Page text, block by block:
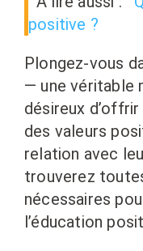
positive ?
Plongez-vous
— une véritable
désireux
des valeurs
relation avec
trouverez
nécessaires
l’éducation